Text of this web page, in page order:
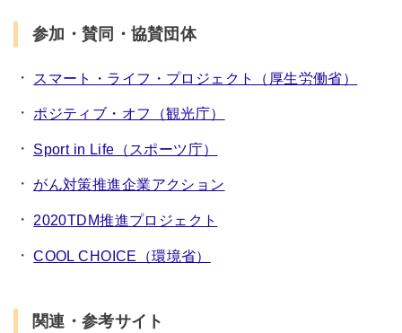
参加・賛同・協賛団体
スマート・ライフ・プロジェクト（厚生労働省）
ポジティブ・オフ（観光庁）
Sport in Life（スポーツ庁）
がん対策推進企業アクション
2020TDM推進プロジェクト
COOL CHOICE（環境省）
関連・参考サイト